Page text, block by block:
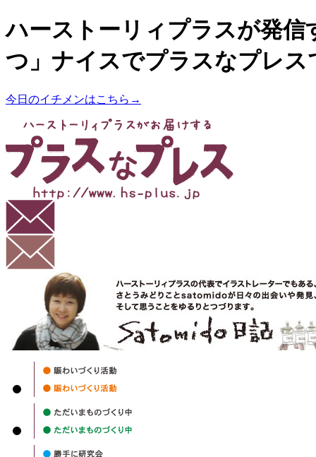
ハーストーリィプラスが発信
つ」ナイスでプラスなプレス
今日のイチメンはこちら→